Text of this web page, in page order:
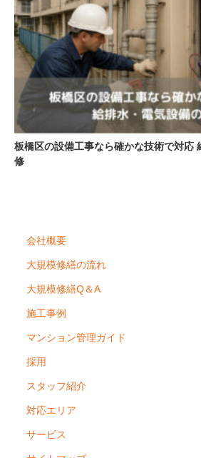
板橋区の設備工事なら確かな技術で対応
修
会社概要
大規模修繕の流れ
大規模修繕Q＆A
施工事例
マンション管理ガイド
採用
スタッフ紹介
対応エリア
サービス